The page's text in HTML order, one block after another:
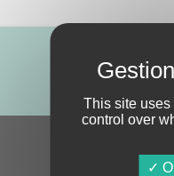
S'ABONNER
This site
control over